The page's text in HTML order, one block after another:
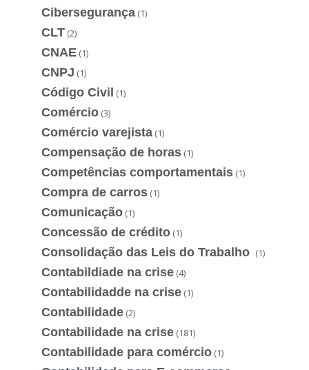
Cibersegurança (1)
CLT (2)
CNAE (1)
CNPJ (1)
Código Civil (1)
Comércio (3)
Comércio varejista (1)
Compensação de horas (1)
Competências comportamentais (1)
Compra de carros (1)
Comunicação (1)
Concessão de crédito (1)
Consolidação das Leis do Trabalho (1)
Contabildiade na crise (4)
Contabilidadde na crise (1)
Contabilidade (2)
Contabilidade na crise (181)
Contabilidade para comércio (1)